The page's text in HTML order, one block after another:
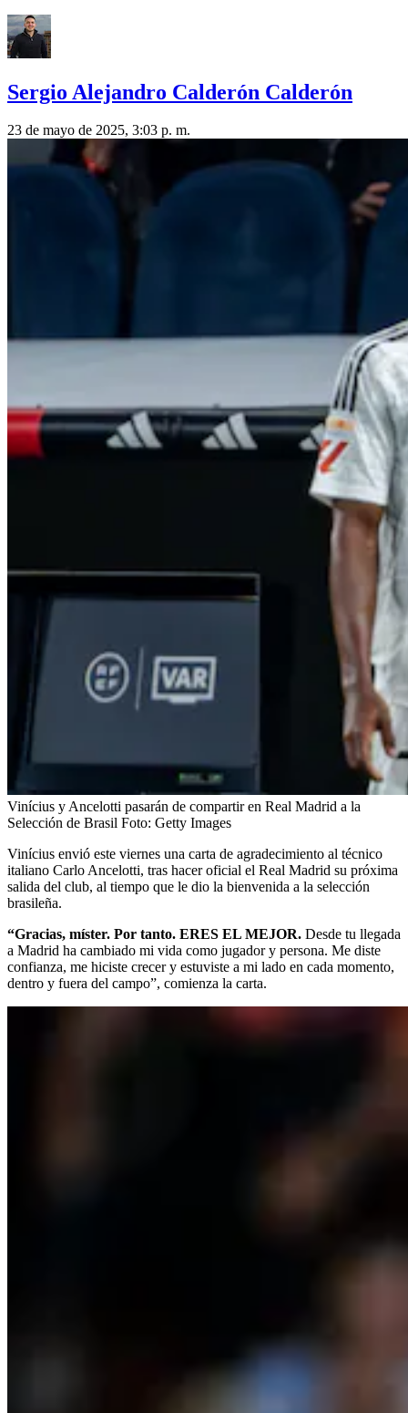
Sergio Alejandro Calderón Calderón
23 de mayo de 2025, 3:03 p. m.
Vinícius y Ancelotti pasarán de compartir en Real Madrid a la
Selección de Brasil Foto: Getty Images
Vinícius envió este viernes una carta de agradecimiento al técnico
italiano Carlo Ancelotti, tras hacer oficial el Real Madrid su próxima
salida del club, al tiempo que le dio la bienvenida a la selección
brasileña.
“Gracias, míster. Por tanto. ERES EL MEJOR. Desde tu llegada
a Madrid ha cambiado mi vida como jugador y persona. Me diste
confianza, me hiciste crecer y estuviste a mi lado en cada momento,
dentro y fuera del campo”, comienza la carta.